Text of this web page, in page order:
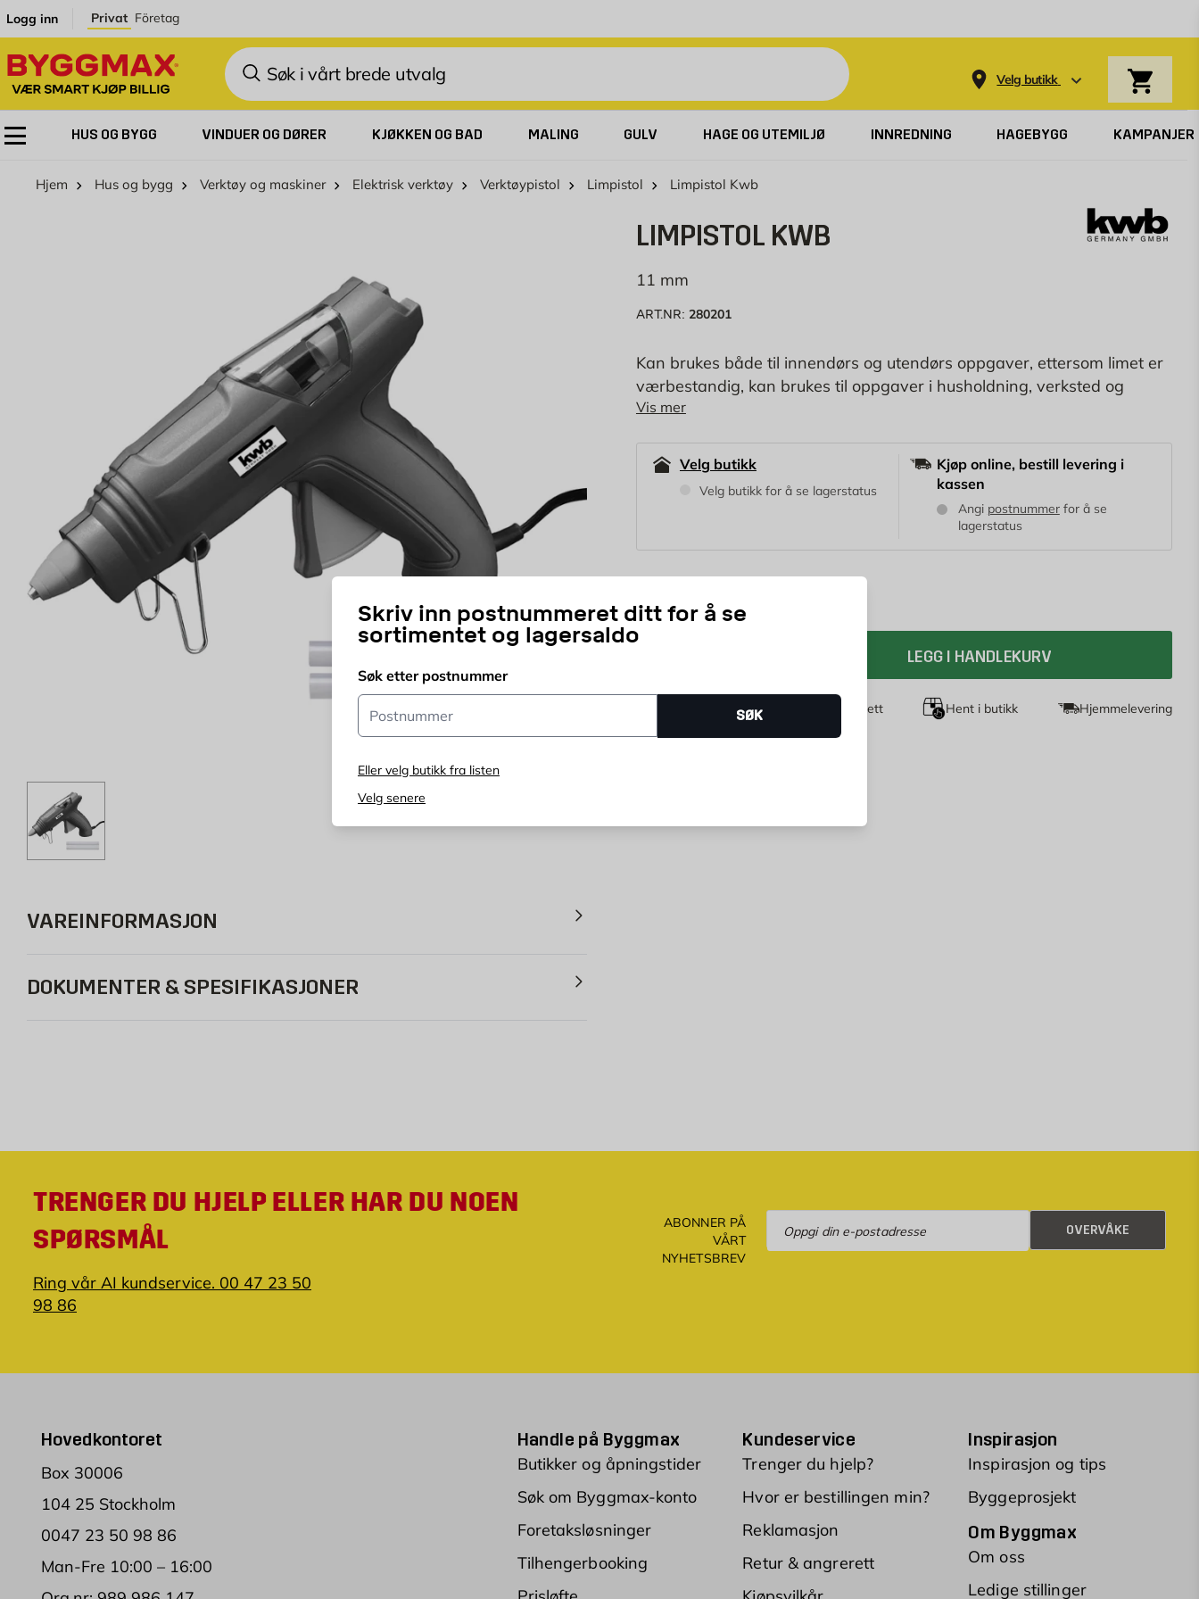
Logg inn Privat Företag
Søk
Velg butikk
Skriv inn postnummeret ditt for å se
sortimentet og lagersaldo
Søk etter postnummer
Postnummer
SØK
Eller velg butikk fra listen
Velg senere
HUS OG BYGG VINDUER OG DØRER KJØKKEN OG BAD MALING GULV HAGE OG UTEMILJØ INNREDNING HAGEBYGG KAMPANJER
Hjem Hus og bygg Verktøy og maskiner Elektrisk verktøy Verktøypistol Limpistol Limpistol Kwb
VAREINFORMASJON
DOKUMENTER & SPESIFIKASJONER
LIMPISTOL KWB
11 mm
ART.NR: 280201
Kan brukes både til innendørs og utendørs oppgaver, ettersom limet er
værbestandig, kan brukes til oppgaver i husholdning, verksted og
hobbyrom. Limer følgende materialer: metall, glass, keramikk, marmor,
Vis mer
Velg butikk
Velg butikk for å se lagerstatus
Kjøp online, bestill levering i
kassen
Angi postnummerfor å se
lagerstatus
99,95
LEGG I HANDLEKURV
365 dagers returrett Hent i butikk Hjemmelevering
TRENGER DU HJELP ELLER HAR DU NOEN
SPØRSMÅL
Ring vår AI kundservice. 00 47 23 50
98 86
ABONNER PÅ
VÅRT
NYHETSBREV
OVERVÅKE
Hovedkontoret
Box 30006
104 25 Stockholm
0047 23 50 98 86
Man-Fre 10:00 – 16:00
Handle på Byggmax
Butikker og åpningstider
Søk om Byggmax-konto
Foretaksløsninger
Tilhengerbooking
Kundeservice
Trenger du hjelp?
Hvor er bestillingen min?
Reklamasjon
Retur & angrerett
Inspirasjon
Inspirasjon og tips
Byggeprosjekt
Om Byggmax
Om oss
Ledige stillinger